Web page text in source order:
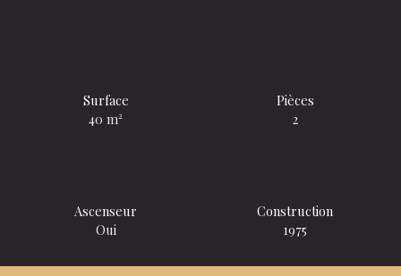
Surface
40m²
Pièces
2
Ascenseur
Oui
Construction
1975